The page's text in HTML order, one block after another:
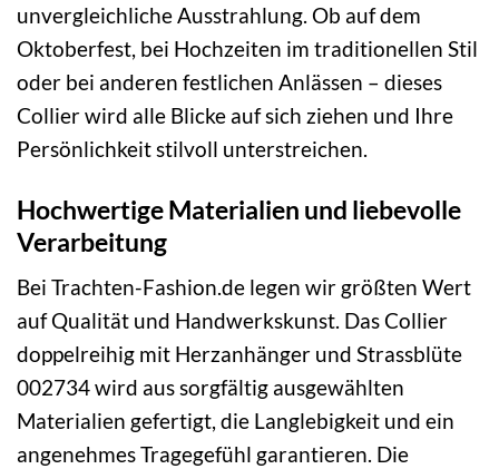
unvergleichliche Ausstrahlung. Ob auf dem
Oktoberfest, bei Hochzeiten im traditionellen Stil
oder bei anderen festlichen Anlässen – dieses
Collier wird alle Blicke auf sich ziehen und Ihre
Persönlichkeit stilvoll unterstreichen.
Hochwertige Materialien und liebevolle
Verarbeitung
Bei Trachten-Fashion.de legen wir größten Wert
auf Qualität und Handwerkskunst. Das Collier
doppelreihig mit Herzanhänger und Strassblüte
002734 wird aus sorgfältig ausgewählten
Materialien gefertigt, die Langlebigkeit und ein
angenehmes Tragegefühl garantieren. Die